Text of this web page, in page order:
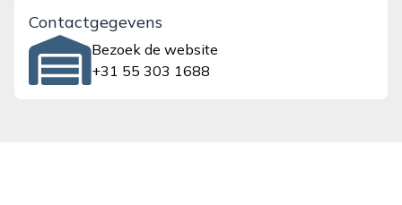
Contactgegevens
Bezoek de website
+31 55 303 1688